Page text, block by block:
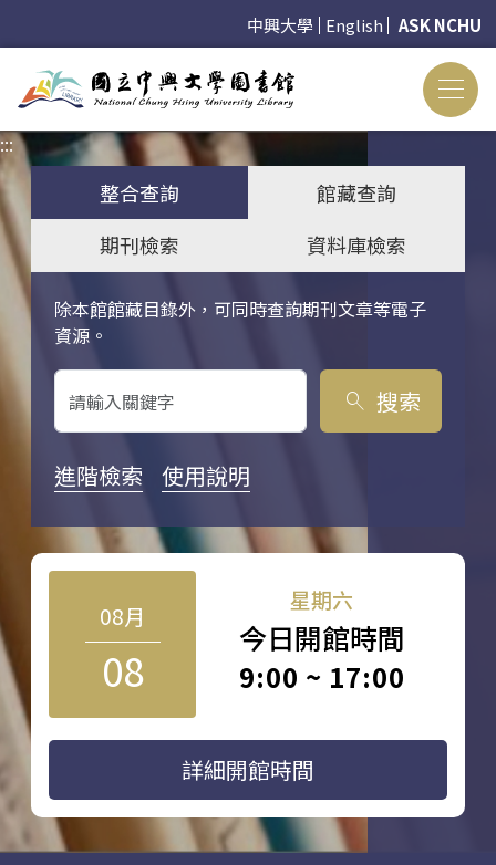
中興大學 English ASK NCHU
:::
整合查詢
館藏查詢
期刊檢索
資料庫檢索
除本館館藏目錄外，可同時查詢期刊文章等電子
資源。
關鍵字搜尋
search 搜索
進階檢索 使用說明
08月
08
星期六
今日開館時間
9:00 ~ 17:00
詳細開館時間